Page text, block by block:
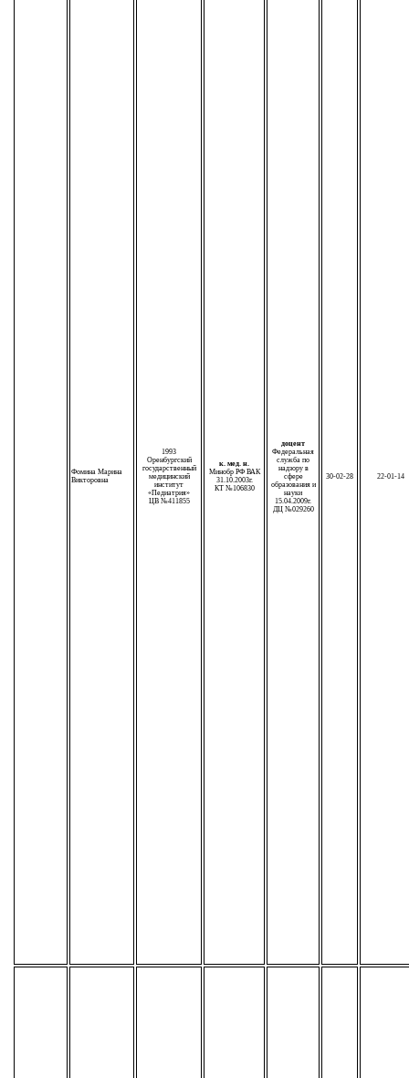
Фомина Марина
Викторовна
1993
Оренбургский
государственный
медицинский
институт
«Педиатрия»
ЦВ №411855
к. мед. н.
Минобр РФ ВАК
31.10.2003г.
КТ №106830
доцент
Федеральная
служба по
надзору в
сфере
образования и
науки
15.04.2009г.
ДЦ №029260
30-02-28 22-01-14